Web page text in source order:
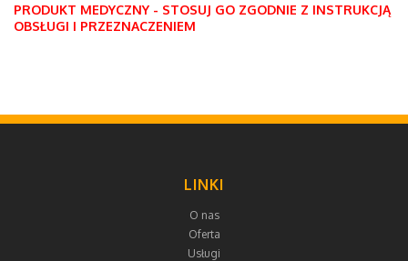
PRODUKT MEDYCZNY - STOSUJ GO ZGODNIE Z INSTRUKCJĄ
OBSŁUGI I PRZEZNACZENIEM
LINKI
O nas
Oferta
Usługi